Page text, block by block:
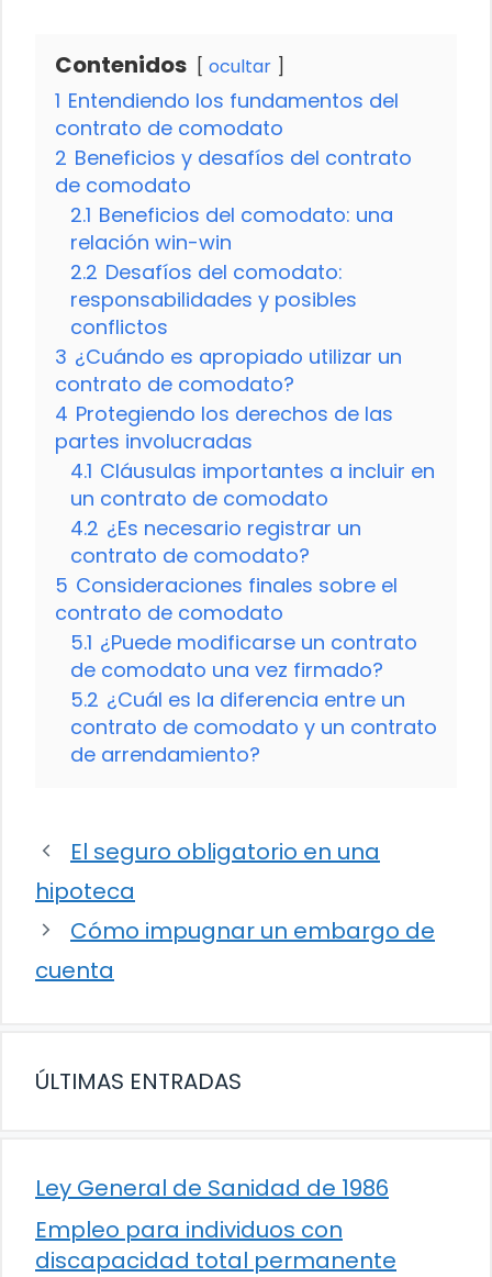
Contenidos ocultar
1 Entendiendo los fundamentos del
contrato de comodato
2 Beneficios y desafíos del contrato
de comodato
2.1 Beneficios del comodato: una
relación win-win
2.2 Desafíos del comodato:
responsabilidades y posibles
conflictos
3 ¿Cuándo es apropiado utilizar un
contrato de comodato?
4 Protegiendo los derechos de las
partes involucradas
4.1 Cláusulas importantes a incluir en
un contrato de comodato
4.2 ¿Es necesario registrar un
contrato de comodato?
5 Consideraciones finales sobre el
contrato de comodato
5.1 ¿Puede modificarse un contrato
de comodato una vez firmado?
5.2 ¿Cuál es la diferencia entre un
contrato de comodato y un contrato
de arrendamiento?
El seguro obligatorio en una
hipoteca
Cómo impugnar un embargo de
cuenta
ÚLTIMAS ENTRADAS
Ley General de Sanidad de 1986
Empleo para individuos con
discapacidad total permanente